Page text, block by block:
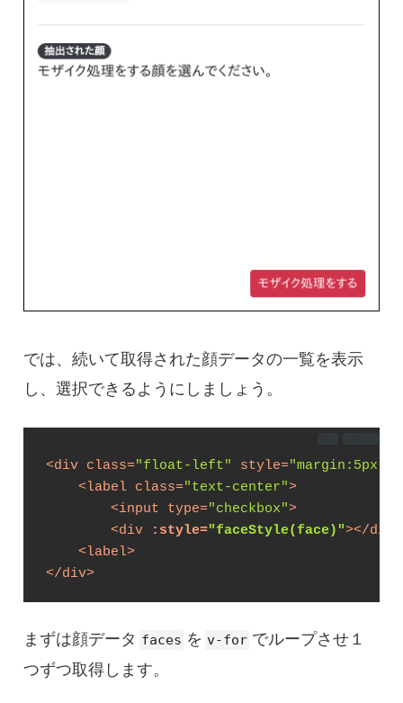
では、続いて取得された顔データの一覧を表示
し、選択できるようにしましょう。
<div class="float-left" style="margin:5px;"
<label class="text-center">
<input type="checkbox">
<div :style="faceStyle(face)"></div
<label>
</div>
まずは顔データ faces を v-for でループさせ１
つずつ取得します。